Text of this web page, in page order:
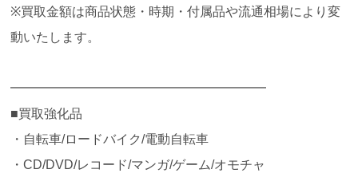
※買取金額は商品状態・時期・付属品や流通相場により変
動いたします。
━━━━━━━━━━━━━━━━━━━━
■買取強化品
・自転車/ロードバイク/電動自転車
・CD/DVD/レコード/マンガ/ゲーム/オモチャ